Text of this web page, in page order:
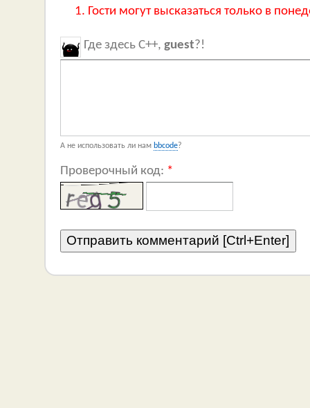
Гости могут высказаться только в
Где здесь C++, guest?!
А не использовать ли нам bbcode?
Проверочный код: *